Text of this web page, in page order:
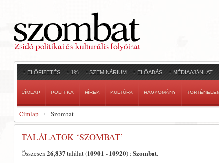
ELŐFIZETÉS 1% SZEMINÁRIUM ELŐADÁS MÉDIAAJÁNLAT
CÍMLAP POLITIKA HÍREK KULTÚRA HAGYOMÁNY
Címlap Szombat
TALÁLATOK ‘SZOMBAT’
Összesen 26,837 találat (10901 - 10920) : Szombat.